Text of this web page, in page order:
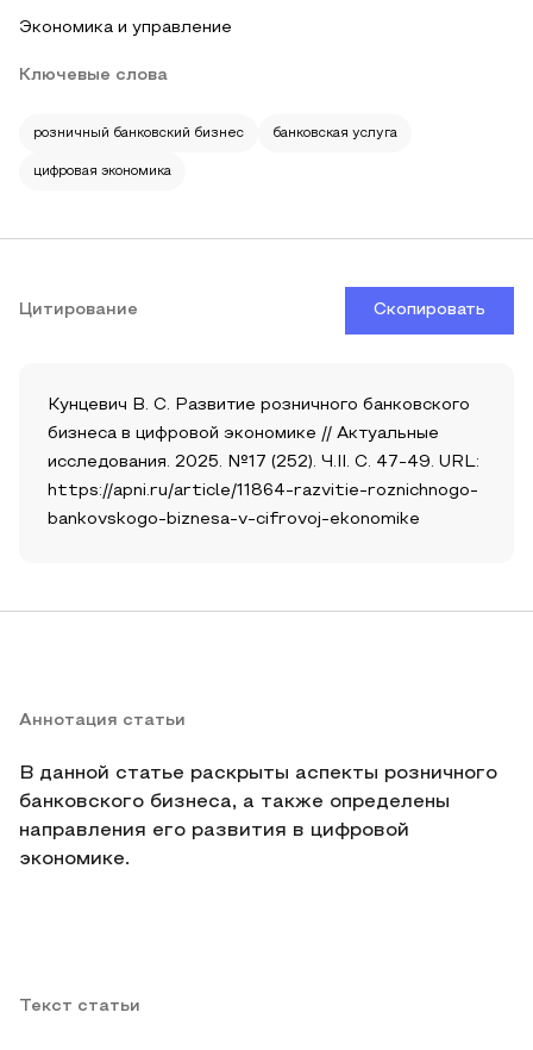
Экономика и управление
Ключевые слова
розничный банковский бизнес банковская услуга
цифровая экономика
Цитирование Скопировать
Кунцевич В. С. Развитие розничного банковского
бизнеса в цифровой экономике // Актуальные
исследования. 2025. №17 (252). Ч.II. С. 47-49. URL:
https://apni.ru/article/11864-razvitie-roznichnogo-
bankovskogo-biznesa-v-cifrovoj-ekonomike
Аннотация статьи
В данной статье раскрыты аспекты розничного
банковского бизнеса, а также определены
направления его развития в цифровой
экономике.
Текст статьи